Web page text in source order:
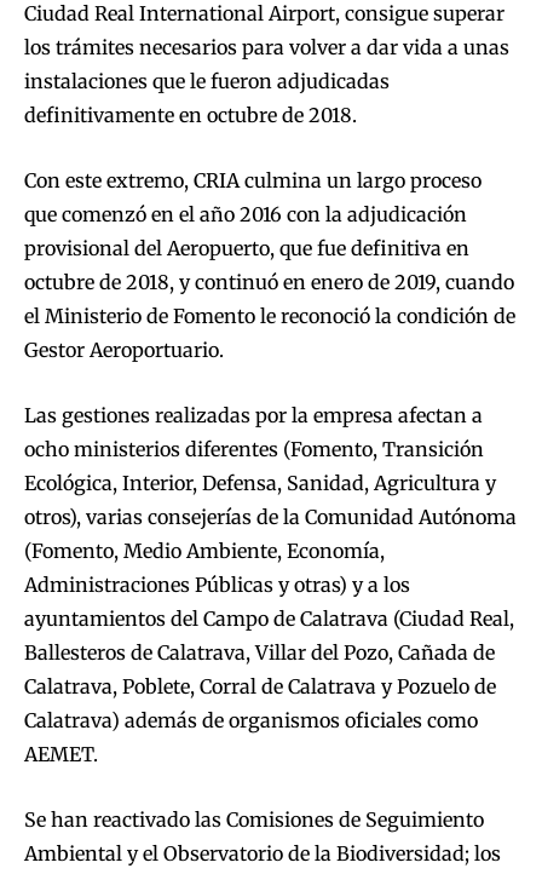
Ciudad Real International Airport, consigue superar
los trámites necesarios para volver a dar vida a unas
instalaciones que le fueron adjudicadas
definitivamente en octubre de 2018.
Con este extremo, CRIA culmina un largo proceso
que comenzó en el año 2016 con la adjudicación
provisional del Aeropuerto, que fue definitiva en
octubre de 2018, y continuó en enero de 2019, cuando
el Ministerio de Fomento le reconoció la condición de
Gestor Aeroportuario.
Las gestiones realizadas por la empresa afectan a
ocho ministerios diferentes (Fomento, Transición
Ecológica, Interior, Defensa, Sanidad, Agricultura y
otros), varias consejerías de la Comunidad Autónoma
(Fomento, Medio Ambiente, Economía,
Administraciones Públicas y otras) y a los
ayuntamientos del Campo de Calatrava (Ciudad Real,
Ballesteros de Calatrava, Villar del Pozo, Cañada de
Calatrava, Poblete, Corral de Calatrava y Pozuelo de
Calatrava) además de organismos oficiales como
AEMET.
Se han reactivado las Comisiones de Seguimiento
Ambiental y el Observatorio de la Biodiversidad; los